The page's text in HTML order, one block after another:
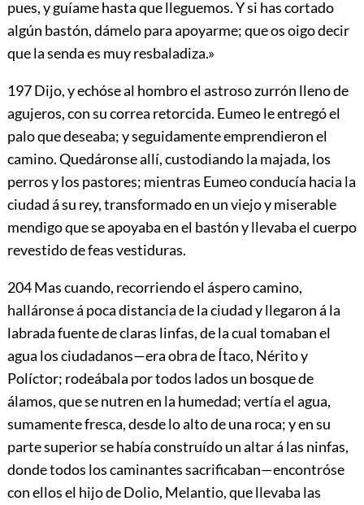
pues, y guíame hasta que lleguemos. Y si has cortado
algún bastón, dámelo para apoyarme; que os oigo decir
que la senda es muy resbaladiza.»
197Dijo, y echóse al hombro el astroso zurrón lleno de
agujeros,con su correa retorcida. Eumeo le entregó el
palo que deseaba; y seguidamente emprendieron el
camino. Quedáronse allí, custodiando la majada, los
perros y los pastores; mientras Eumeo conducía hacia la
ciudad á su rey, transformado en un viejo y miserable
mendigo que se apoyaba en el bastón y llevaba el cuerpo
revestido de feas vestiduras.
204Mas cuando, recorriendo el áspero camino,
halláronse á poca distancia de la ciudad y llegaron á la
labrada fuente de claras linfas, de la cual tomaban el
agua los ciudadanos—era obra de Ítaco, Nérito y
Políctor; rodeábala por todos lados un bosque de
álamos, que se nutren en la humedad; vertía el agua,
sumamente fresca, desde lo alto de una roca; y en su
parte superior se había construído un altar á las ninfas,
donde todos los caminantes sacrificaban—encontróse
con ellos el hijo de Dolio, Melantio, que llevaba las